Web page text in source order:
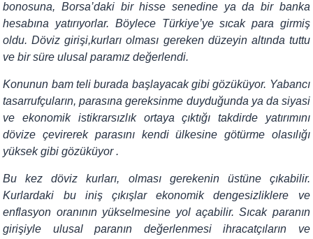
bonosuna, Borsa’daki bir hisse senedine ya da bir banka
hesabına yatırıyorlar. Böylece Türkiye’ye sıcak para girmiş
oldu. Döviz girişi,kurları olması gereken düzeyin altında tuttu
ve bir süre ulusal paramız değerlendi.
Konunun bam teli burada başlayacak gibi gözüküyor. Yabancı
tasarrufçuların, parasına gereksinme duyduğun­da ya da siyasi
ve ekonomik istikrarsızlık ortaya çıktığı takdirde yatırımını
dövize çevirerek parasını kendi ülkesine götürme olasılığı
yüksek gibi gözüküyor .
Bu kez döviz kurları, olması gerekenin üs­tüne çıkabilir.
Kurlardaki bu iniş çıkışlar ekonomik dengesizliklere ve
enflasyon oranının yükselmesine yol açabilir. Sıcak paranın
girişiyle ulusal paranın değer­lenmesi ihracatçıların ve